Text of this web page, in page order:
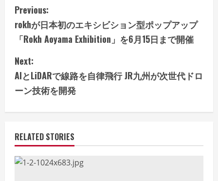
C
o
n
t
i
n
u
e
Previous:
rokhが日本初のエキシビション型ポップアップ
「Rokh Aoyama Exhibition」を6月15日まで開催
Next:
AIとLiDARで線路を自律飛行 JR九州が次世代ドロ
ーン技術を開発
RELATED STORIES